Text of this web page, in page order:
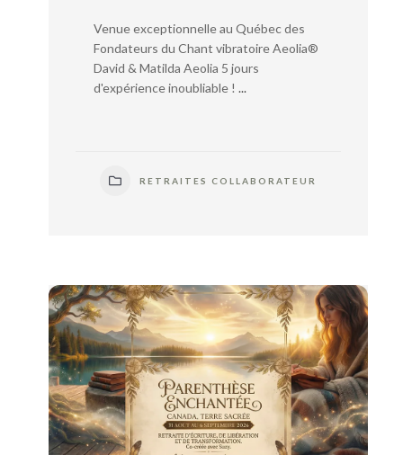
Venue exceptionnelle au Québec des
Fondateurs du Chant vibratoire Aeolia®
David & Matilda Aeolia 5 jours
d'expérience inoubliable ! ...
RETRAITES COLLABORATEUR